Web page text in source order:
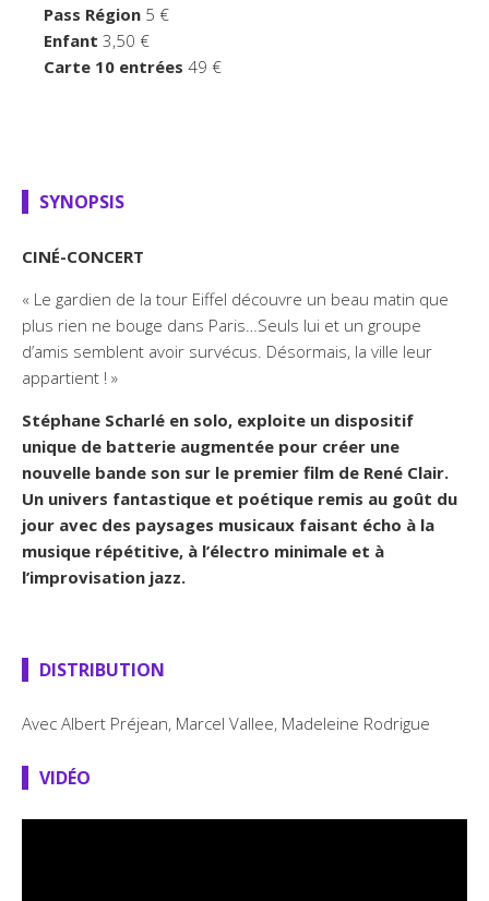
Pass Région 5 €
Enfant 3,50 €
Carte 10 entrées 49 €
SYNOPSIS
CINÉ-CONCERT
« Le gardien de la tour Eiffel découvre un beau matin que
plus rien ne bouge dans Paris…Seuls lui et un groupe
d’amis semblent avoir survécus. Désormais, la ville leur
appartient ! »
Stéphane Scharlé en solo, exploite un dispositif
unique de batterie augmentée pour créer une
nouvelle bande son sur le premier film de René Clair.
Un univers fantastique et poétique remis au goût du
jour avec des paysages musicaux faisant écho à la
musique répétitive, à l’électro minimale et à
l’improvisation jazz.
DISTRIBUTION
Avec Albert Préjean, Marcel Vallee, Madeleine Rodrigue
VIDÉO